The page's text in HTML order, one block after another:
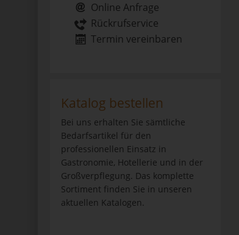
Online Anfrage
Rückrufservice
Termin vereinbaren
Katalog bestellen
Bei uns erhalten Sie sämtliche
Bedarfsartikel für den
professionellen Einsatz in
Gastronomie, Hotellerie und in der
Großverpflegung. Das komplette
Sortiment finden Sie in unseren
aktuellen Katalogen.